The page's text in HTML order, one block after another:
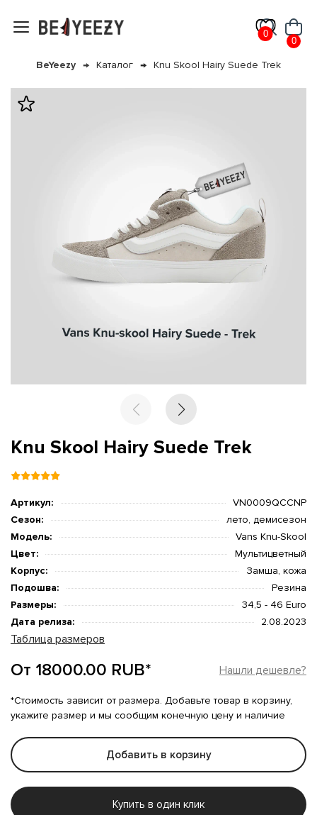
0
0
BeYeezy Каталог Knu Skool Hairy Suede Trek
Knu Skool Hairy Suede Trek
Артикул:
VN0009QCCNP
Сезон:
лето, демисезон
Модель:
Vans Knu-Skool
Цвет:
Мультицветный
Корпус:
Замша, кожа
Подошва:
Резина
Размеры:
34,5 - 46 Euro
Дата релиза:
2.08.2023
Таблица размеров
От 18000.00 RUB* Нашли дешевле?
*Стоимость зависит от размера. Добавьте товар в корзину,
укажите размер и мы сообщим конечную цену и наличие
Добавить в корзину
Купить в один клик